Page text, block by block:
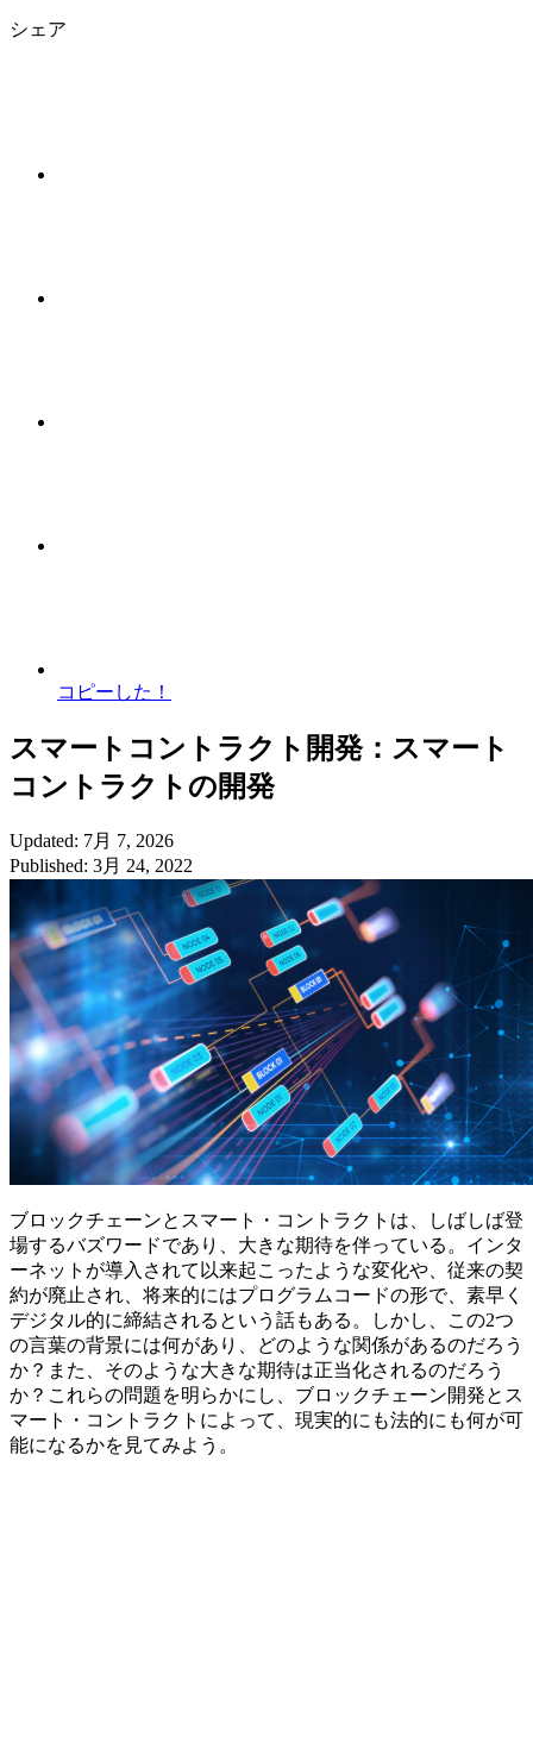
シェア
コピーした！
スマートコントラクト開発：スマート
コントラクトの開発
Updated: 7月 7, 2026
Published: 3月 24, 2022
ブロックチェーンとスマート・コントラクトは、しばしば登
場するバズワードであり、大きな期待を伴っている。インタ
ーネットが導入されて以来起こったような変化や、従来の契
約が廃止され、将来的にはプログラムコードの形で、素早く
デジタル的に締結されるという話もある。しかし、この2つ
の言葉の背景には何があり、どのような関係があるのだろう
か？また、そのような大きな期待は正当化されるのだろう
か？これらの問題を明らかにし、ブロックチェーン開発とス
マート・コントラクトによって、現実的にも法的にも何が可
能になるかを見てみよう。